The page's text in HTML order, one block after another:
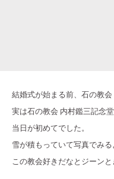
結婚式が始まる前、石の教会
実は石の教会 内村鑑三記念
当日が初めてでした。
雪が積もっていて写真でみ
この教会好きだなとジーンと